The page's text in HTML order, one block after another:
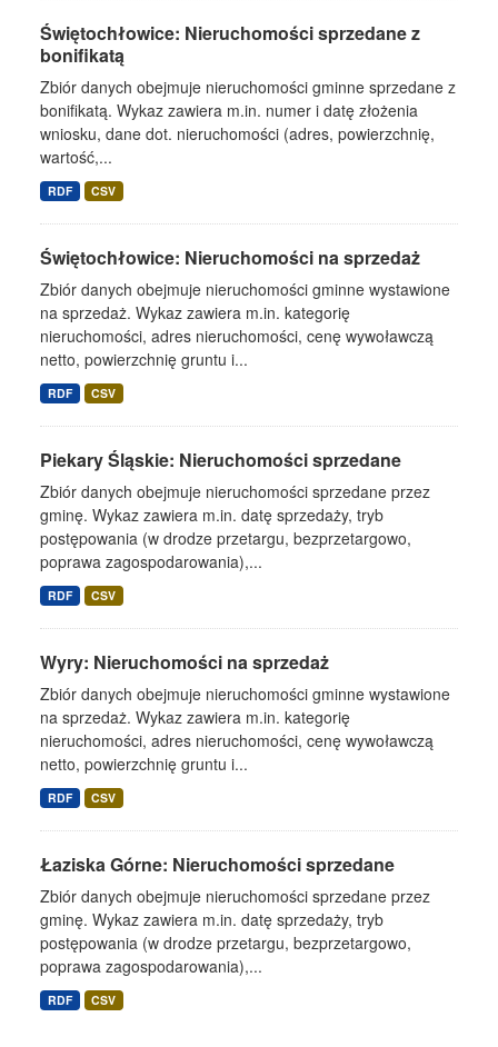
Świętochłowice: Nieruchomości sprzedane z
bonifikatą
Zbiór danych obejmuje nieruchomości gminne sprzedane z
bonifikatą. Wykaz zawiera m.in. numer i datę złożenia
wniosku, dane dot. nieruchomości (adres, powierzchnię,
wartość,...
RDF CSV
Świętochłowice: Nieruchomości na sprzedaż
Zbiór danych obejmuje nieruchomości gminne wystawione
na sprzedaż. Wykaz zawiera m.in. kategorię
nieruchomości, adres nieruchomości, cenę wywoławczą
netto, powierzchnię gruntu i...
RDF CSV
Piekary Śląskie: Nieruchomości sprzedane
Zbiór danych obejmuje nieruchomości sprzedane przez
gminę. Wykaz zawiera m.in. datę sprzedaży, tryb
postępowania (w drodze przetargu, bezprzetargowo,
poprawa zagospodarowania),...
RDF CSV
Wyry: Nieruchomości na sprzedaż
Zbiór danych obejmuje nieruchomości gminne wystawione
na sprzedaż. Wykaz zawiera m.in. kategorię
nieruchomości, adres nieruchomości, cenę wywoławczą
netto, powierzchnię gruntu i...
RDF CSV
Łaziska Górne: Nieruchomości sprzedane
Zbiór danych obejmuje nieruchomości sprzedane przez
gminę. Wykaz zawiera m.in. datę sprzedaży, tryb
postępowania (w drodze przetargu, bezprzetargowo,
poprawa zagospodarowania),...
RDF CSV